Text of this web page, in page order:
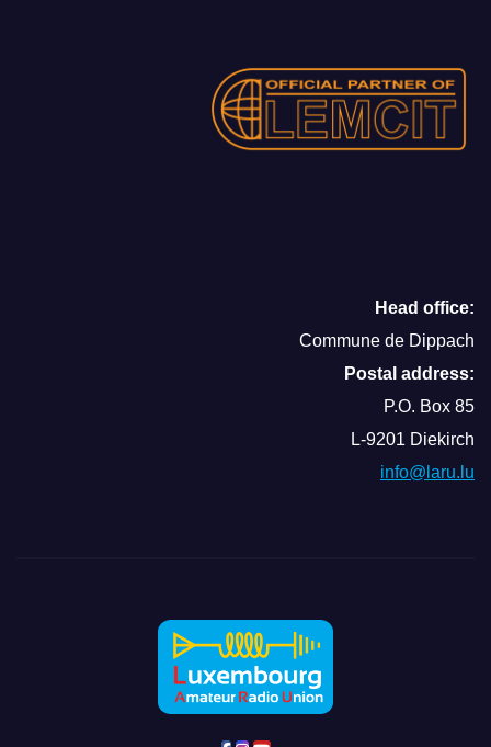
Head office:
Commune de Dippach
Postal address:
P.O. Box 85
L-9201 Diekirch
info@laru.lu